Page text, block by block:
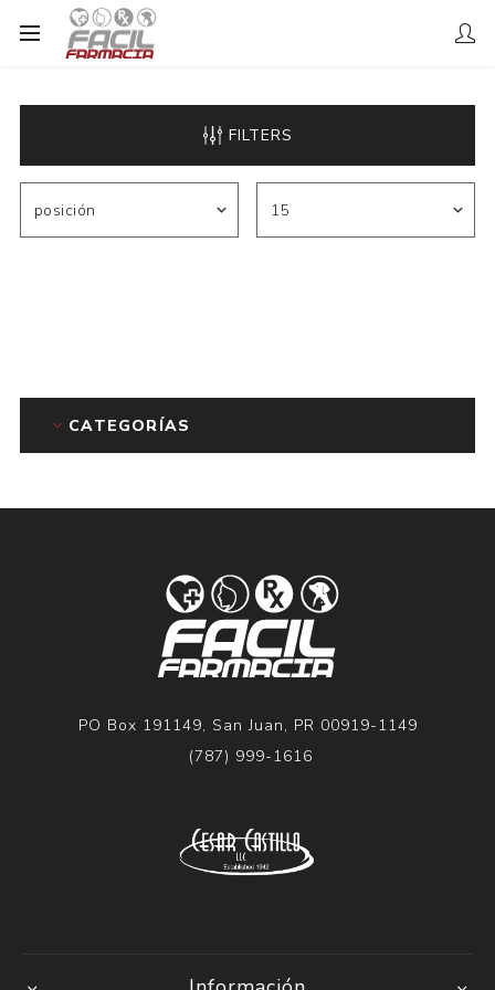
FILTERS
CATEGORÍAS
PO Box 191149, San Juan, PR 00919-1149
(787) 999-1616